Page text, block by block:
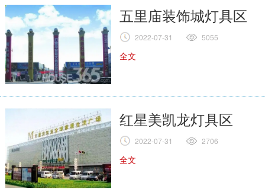
五里庙装饰城灯具区
2022-07-31 5055
全文
红星美凯龙灯具区
2022-07-31 2706
全文